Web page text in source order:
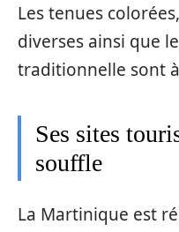
Les tenues
diverses ainsi que
traditionnelle sont
Ses sites
souffle
La Martinique est